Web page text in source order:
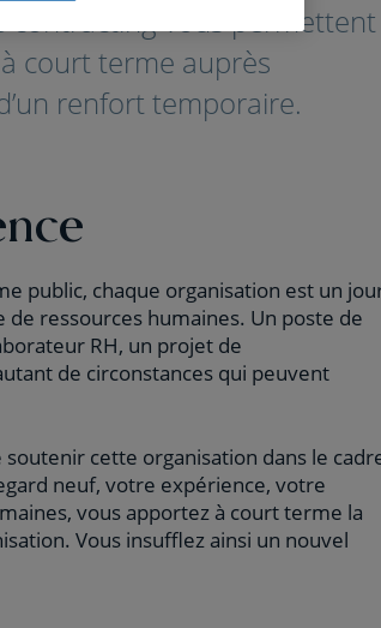
contracting vous permettent
court terme auprès
renfort temporaire.
public, chaque organisation est un
ressources humaines. Un poste de
RH, un projet de
de circonstances qui peuvent
cette organisation dans le
neuf, votre expérience, votre
vous apportez à court terme la
Vous insufflez ainsi un nouvel